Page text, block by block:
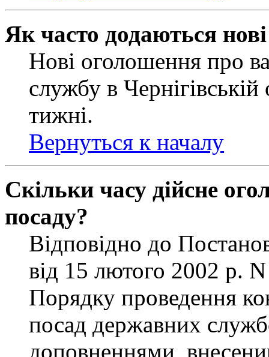
Як часто додаються
Нові оголошення про
службу в
тижні.
Вернуться к началу
Скільки часу дійсне
посаду?
Відповідно до
від 15 лютого 2002 р.
Порядку проведення
посад державних
доповненнями,